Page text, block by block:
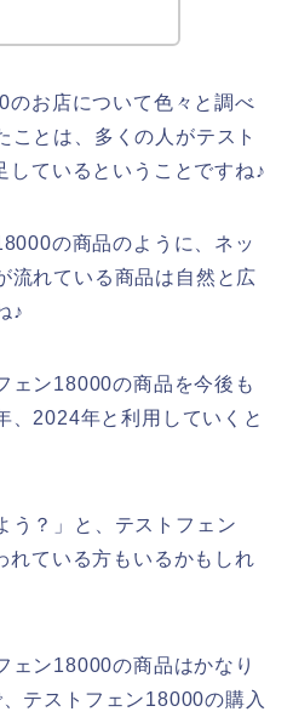
のお店について色々と調べ
ことは、多くの人がテスト
しているということですね♪
の商品のように、ネッ
流れている商品は自然と広
♪
ェン18000の商品を今後も
、2024年と利用していくと
う？」と、テストフェン
れている方もいるかもしれ
ェン18000の商品はかなり
テストフェン18000の購入